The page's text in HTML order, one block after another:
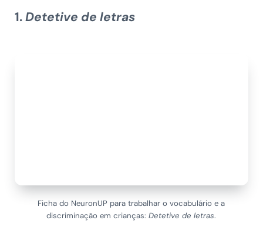
1.Detetive de letras
Ficha do NeuronUP para trabalhar o vocabulário e a
discriminação em crianças:Detetive de letras.